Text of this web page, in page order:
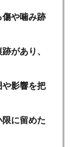
や噛み跡
があり、
影響を把
に留めた